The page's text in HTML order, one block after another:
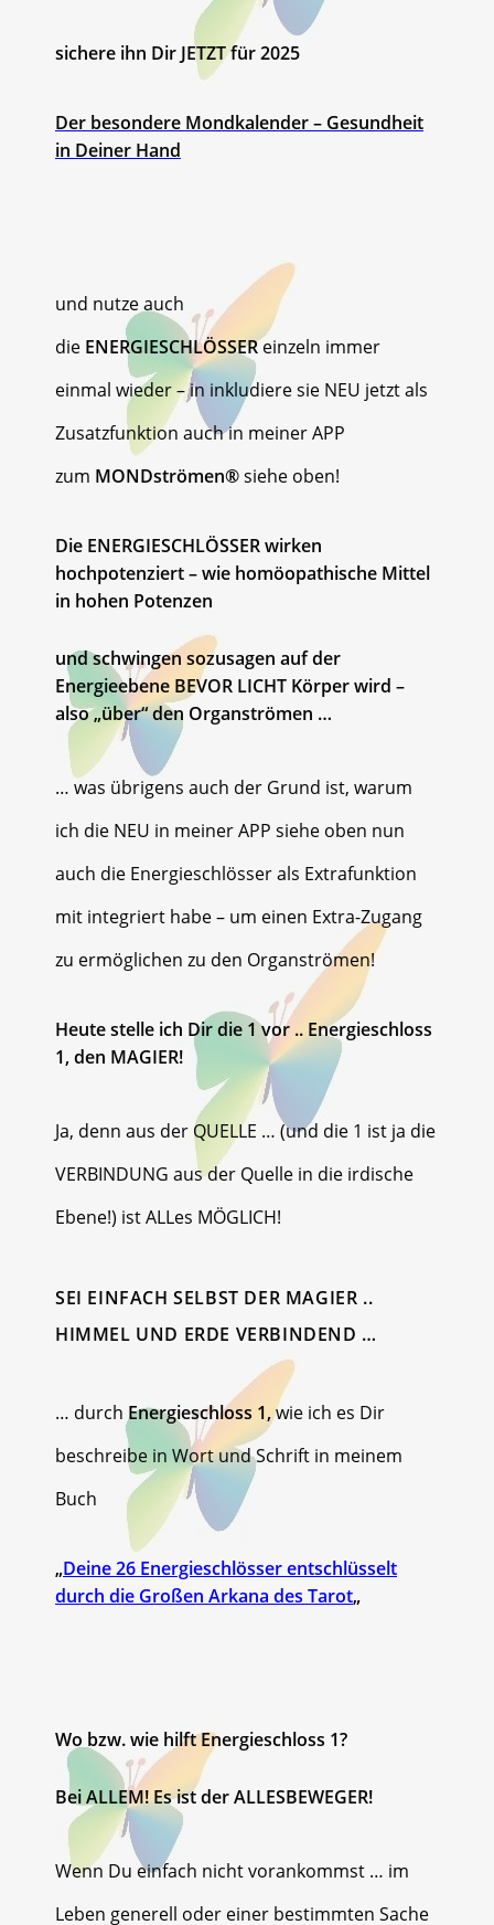
sichere ihn Dir JETZT für 2025
Der besondere Mondkalender – Gesundheit
in Deiner Hand
und nutze auch
die ENERGIESCHLÖSSEReinzeln immer
einmal wieder – in inkludiere sie NEU jetzt als
Zusatzfunktion auch in meiner APP
zum MONDströmen®siehe oben!
Die ENERGIESCHLÖSSER wirken
hochpotenziert – wie homöopathische Mittel
in hohen Potenzen
und schwingen sozusagen auf der
Energieebene BEVOR LICHT Körper wird –
also „über“ den Organströmen …
… was übrigens auch der Grund ist, warum
ich die NEU in meiner APP siehe oben nun
auch die Energieschlösser als Extrafunktion
mit integriert habe – um einen Extra-Zugang
zu ermöglichen zu den Organströmen!
Heute stelle ich Dir die 1 vor .. Energieschloss
1, den MAGIER!
Ja, denn aus der QUELLE … (und die 1 ist ja die
VERBINDUNG aus der Quelle in die irdische
Ebene!) ist ALLes MÖGLICH!
SEI EINFACH SELBST DER MAGIER ..
HIMMEL UND ERDE VERBINDEND …
… durch Energieschloss 1,wie ich es Dir
beschreibe in Wort und Schrift in meinem
Buch
„Deine 26 Energieschlösser entschlüsselt
durch die Großen Arkana des Tarot„
Wo bzw. wie hilft Energieschloss 1?
Bei ALLEM! Es ist der ALLESBEWEGER!
Wenn Du einfach nicht vorankommst … im
Leben generell oder einer bestimmten Sache